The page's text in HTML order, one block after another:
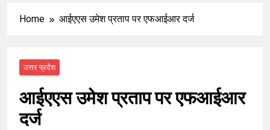
Home आईएएस उमेश प्रताप पर एफआईआर दर्ज
उत्तर प्रदेश
आईएएस उमेश प्रताप पर एफआईआर
दर्ज